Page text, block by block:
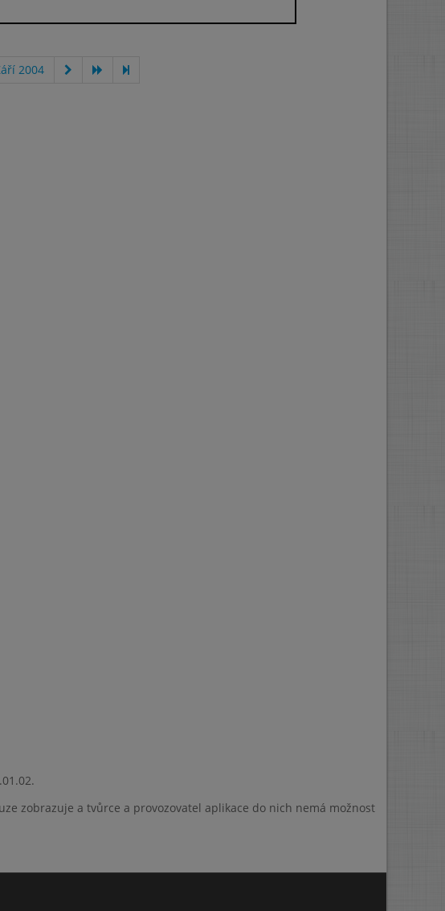
2004
zobrazuje a tvůrce a provozovatel aplikace do nich nemá možnost